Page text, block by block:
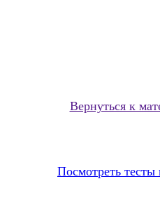
Вернуться к
Посмотреть тесты